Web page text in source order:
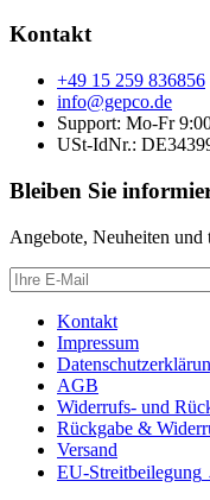
Kontakt
+49 15 259 836856
info@gepco.de
Support: Mo-Fr
USt-IdNr.:
Bleiben Sie
Angebote, Neuheiten
Kontakt
Impressum
AGB
Widerrufs- und
Rückgabe &
Versand
EU-Streitbeilegung